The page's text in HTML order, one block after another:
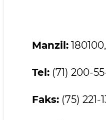
Manzil:
Tel: (71) 200-
Faks: (75) 221-